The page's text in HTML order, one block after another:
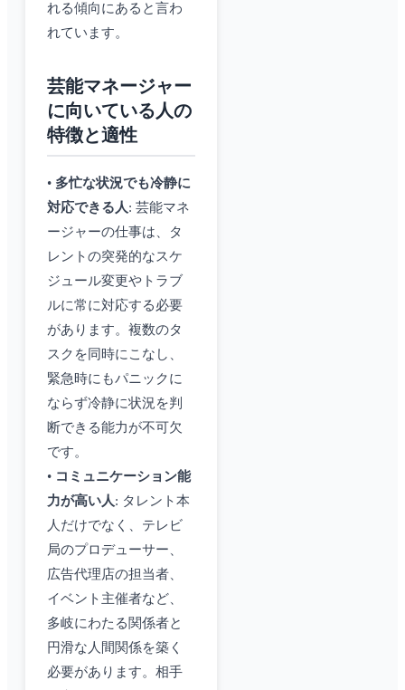
れる傾向にあると言わ
れています。
芸能マネージャー
に向いている人の
特徴と適性
• 多忙な状況でも冷静に
対応できる人: 芸能マネ
ージャーの仕事は、タ
レントの突発的なスケ
ジュール変更やトラブ
ルに常に対応する必要
があります。複数のタ
スクを同時にこなし、
緊急時にもパニックに
ならず冷静に状況を判
断できる能力が不可欠
です。
• コミュニケーション能
力が高い人: タレント本
人だけでなく、テレビ
局のプロデューサー、
広告代理店の担当者、
イベント主催者など、
多岐にわたる関係者と
円滑な人間関係を築く
必要があります。相手